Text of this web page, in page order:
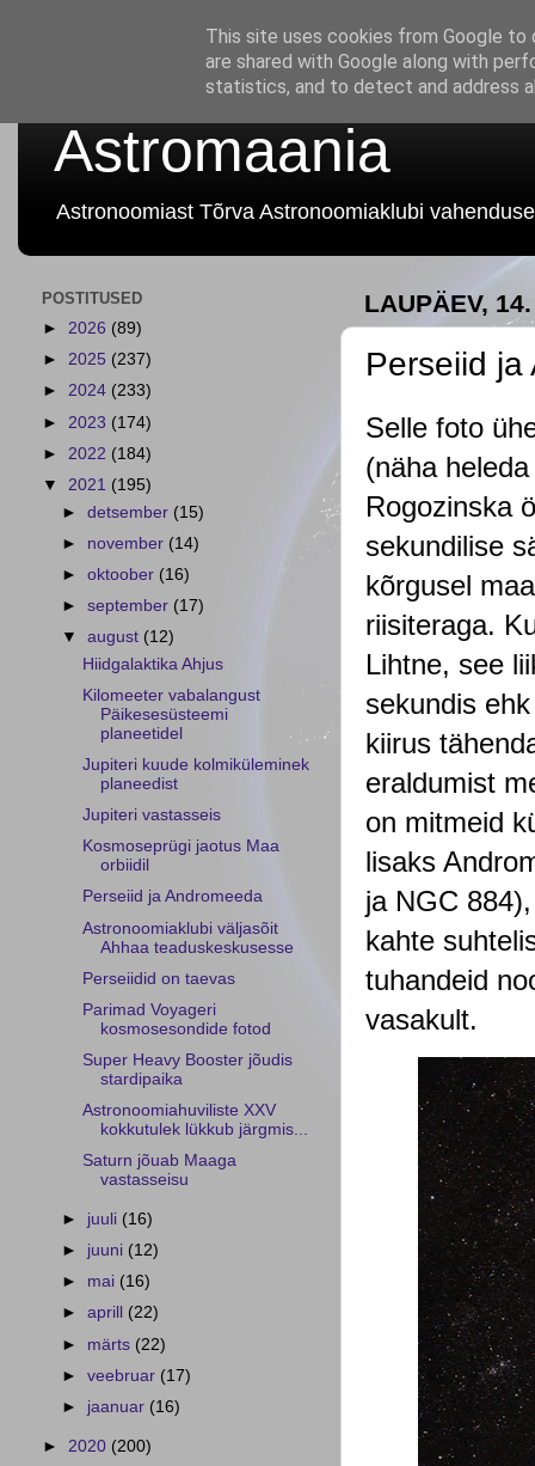
Astromaania
Astronoomiast Tõrva Astronoomiaklubi
LAUPÄEV,
Perseiid ja
Selle foto
(näha
Rogozinska
sekundilise
kõrgusel
riisiteraga.
Lihtne, see
sekundis
kiirus
eraldumist
on mitmeid
lisaks
ja NGC
kahte
tuhandeid
vasakult.
POSTITUSED
► 2026 (89)
► 2025 (237)
► 2024 (233)
► 2023 (174)
► 2022 (184)
▼ 2021 (195)
►detsember (15)
► november (14)
►oktoober (16)
►september (17)
▼august (12)
Hiidgalaktika Ahjus
Kilomeeter vabalangust
Päikesesüsteemi
planeetidel
Jupiteri kuude kolmiküleminek
planeedist
Jupiteri vastasseis
Kosmoseprügi jaotus Maa
orbiidil
Perseiid ja Andromeeda
Astronoomiaklubi väljasõit
Ahhaa teaduskeskusesse
Perseiidid on taevas
Parimad Voyageri
kosmosesondide fotod
Super Heavy Booster jõudis
stardipaika
Astronoomiahuviliste XXV
kokkutulek lükkub järgmis...
Saturn jõuab Maaga
vastasseisu
► juuli (16)
► juuni (12)
► mai (16)
►aprill (22)
► märts (22)
►veebruar (17)
► jaanuar (16)
► 2020 (200)
This site uses cookies from Google to
are shared with Google along with
statistics, and to detect and address